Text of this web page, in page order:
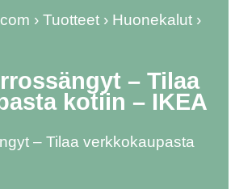
› Tuotteet › Huonekalut ›
– Tilaa
kotiin – IKEA
– Tilaa verkkokaupasta